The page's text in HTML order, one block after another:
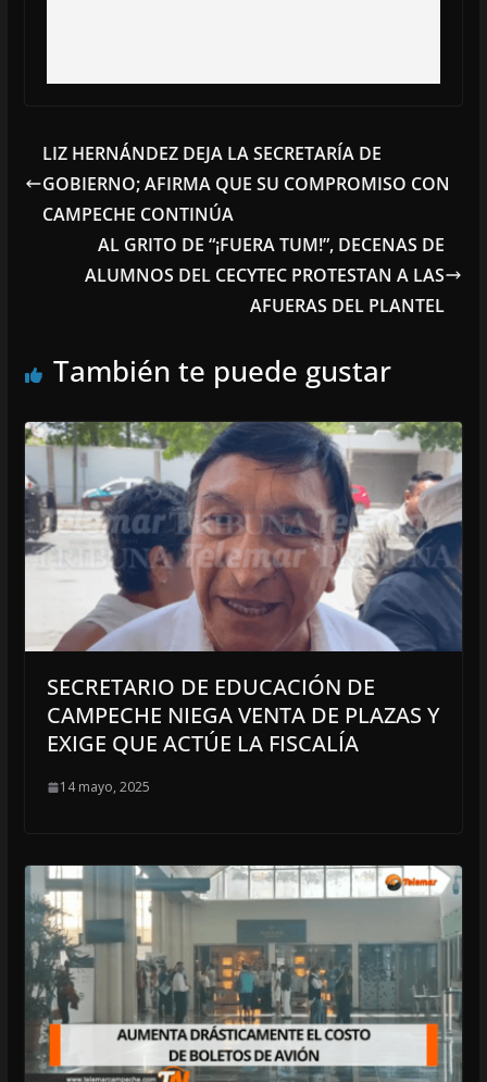
LIZ HERNÁNDEZ DEJA LA SECRETARÍA DE
GOBIERNO; AFIRMA QUE SU COMPROMISO CON
CAMPECHE CONTINÚA
AL GRITO DE “¡FUERA TUM!”, DECENAS DE
ALUMNOS DEL CECYTEC PROTESTAN A LAS
AFUERAS DEL PLANTEL
También te puede gustar
SECRETARIO DE EDUCACIÓN DE
CAMPECHE NIEGA VENTA DE PLAZAS Y
EXIGE QUE ACTÚE LA FISCALÍA
14 mayo, 2025